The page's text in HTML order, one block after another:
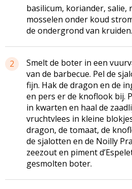
basilicum, koriander, salie,
mosselen onder koud
de ondergrond van kruiden.
2
Smelt de boter in een
van de barbecue. Pel de
fijn. Hak de dragon en de
en pers er de knoflook bij.
in kwarten en haal de
vruchtvlees in kleine
dragon, de tomaat, de
de sjalotten en de Noilly
zeezout en piment
gesmolten boter.